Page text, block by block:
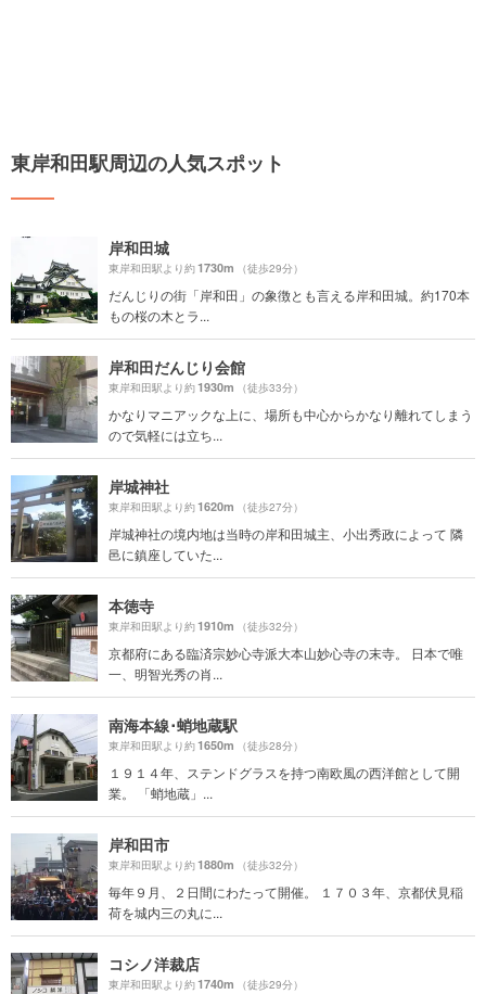
東岸和田駅周辺の人気スポット
岸和田城
東岸和田駅より約1730m （徒歩29分）
だんじりの街「岸和田」の象徴とも言える岸和田城。約170本
もの桜の木とラ...
岸和田だんじり会館
東岸和田駅より約1930m （徒歩33分）
かなりマニアックな上に、場所も中心からかなり離れてしまう
ので気軽には立ち...
岸城神社
東岸和田駅より約1620m （徒歩27分）
岸城神社の境内地は当時の岸和田城主、小出秀政によって 隣
邑に鎮座していた...
本徳寺
東岸和田駅より約1910m （徒歩32分）
京都府にある臨済宗妙心寺派大本山妙心寺の末寺。 日本で唯
一、明智光秀の肖...
南海本線･蛸地蔵駅
東岸和田駅より約1650m （徒歩28分）
１９１４年、ステンドグラスを持つ南欧風の西洋館として開
業。 「蛸地蔵」...
岸和田市
東岸和田駅より約1880m （徒歩32分）
毎年９月、２日間にわたって開催。 １７０３年、京都伏見稲
荷を城内三の丸に...
コシノ洋裁店
東岸和田駅より約1740m （徒歩29分）